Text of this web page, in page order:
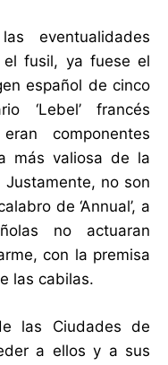
eventualidades
el fusil, ya fuese el
español de cinco
‘Lebel’ francés
componentes
más valiosa de la
no son
de ‘Annual’, a
no actuaran
con la premisa
las cabilas.
las Ciudades de
a ellos y a sus